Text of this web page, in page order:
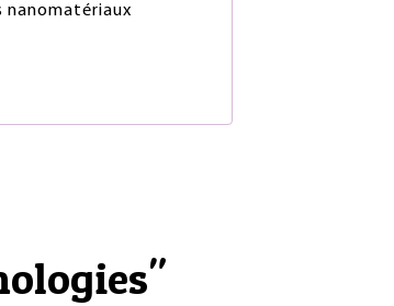
nanomatériaux
"